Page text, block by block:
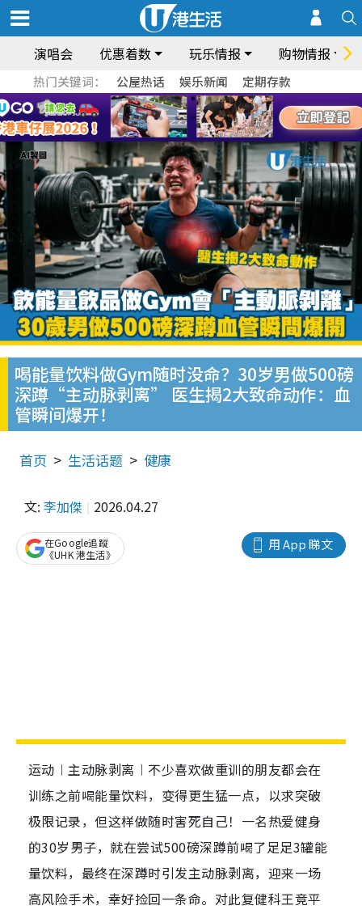
演唱会 优惠着数 玩乐情报 购物情报
热门关键词： 公屋热话 娱乐新闻 定期存款
喝能量饮料做Gym随时没命？30岁男做500磅
深蹲“主动脉剥离” 医生揭2大致命动作：血
管瞬间爆开！
首页 生活话题 健康
文: 李加傑 2026.04.27
用 App 睇文
在Google追蹤
《UHK 港生活》
运动︱主动脉剥离︱不少喜欢做重训的朋友都会在
训练之前喝能量饮料，变得更生猛一点，以求突破
极限记录，但这样做随时害死自己！一名热爱健身
的30岁男子，就在尝试500磅深蹲前喝了足足3罐能
量饮料，最终在深蹲时引发主动脉剥离，迎来一场
高风险手术，幸好捡回一条命。对此复健科王竞平